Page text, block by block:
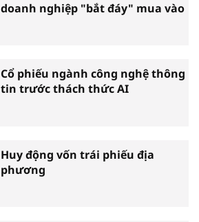
doanh nghiệp "bắt đáy" mua vào
Cổ phiếu ngành công nghệ thông
tin trước thách thức AI
Huy động vốn trái phiếu địa
phương